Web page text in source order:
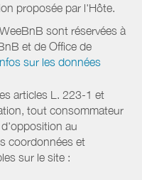
proposée par l'Hôte.
sont réservées à
et de Office de
sur les données
articles L. 223-1 et
tout consommateur
au
coordonnées et
sur le site :